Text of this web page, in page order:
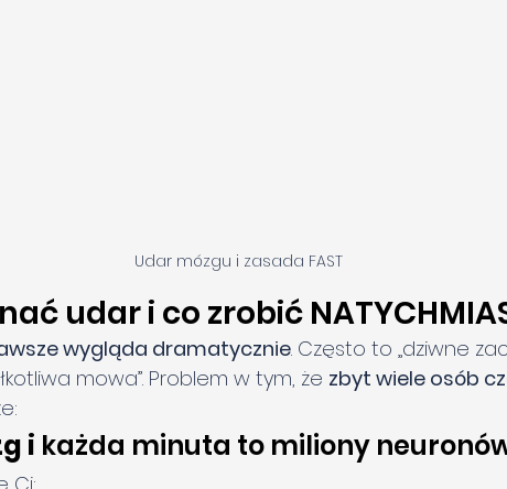
Udar mózgu i zasada FAST
udar i co zrobić
wygląda dramatycznie. Często to „dziwne
mowa”. Problem w tym, że zbyt wiele osób
i każda minuta to miliony